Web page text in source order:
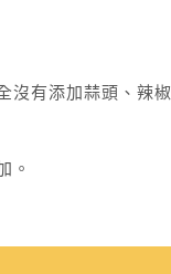
沒有添加蒜頭、辣椒
。